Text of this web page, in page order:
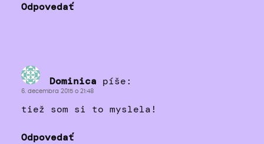
Odpovedať
Dominica píše:
6. decembra 2015 o 21:48
tiež som si to myslela!
Odpovedať